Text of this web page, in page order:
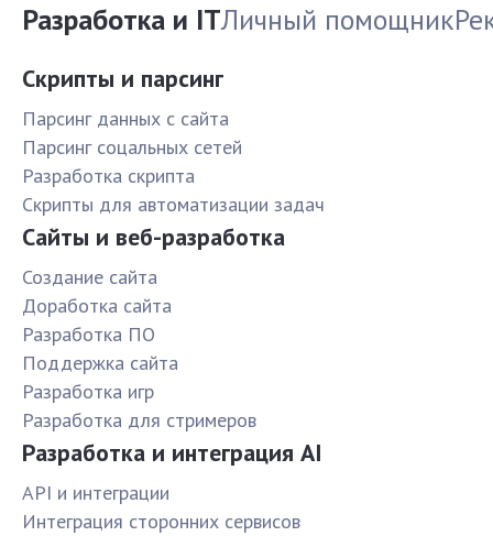
Разработка и ITЛичный помощник
Скрипты и парсинг
Парсинг данных с сайта
Парсинг соцальных сетей
Разработка скрипта
Скрипты для автоматизации задач
Сайты и веб-разработка
Создание сайта
Доработка сайта
Разработка ПО
Поддержка сайта
Разработка игр
Разработка для стримеров
Разработка и интеграция AI
API и интеграции
Интеграция сторонних сервисов